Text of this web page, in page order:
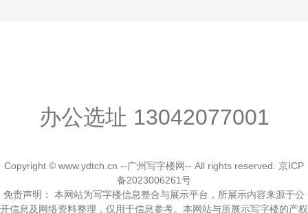
办公选址 13042077001
Copyright © www.ydtch.cn --广州写字楼网-- All rights reserved. 京ICP
备2023006261号
免责声明： 本网站为写字楼信息整合与展示平台，所展示内容来源于公
开信息及网络资料整理，仅用于信息参考。本网站与所展示写字楼的产权